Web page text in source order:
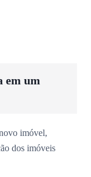
em um
imóvel,
dos imóveis